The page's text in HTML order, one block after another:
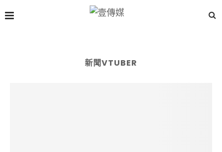
新聞VTUBER